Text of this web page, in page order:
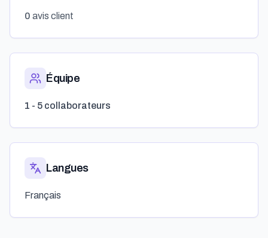
0 avis client
Équipe
1 - 5 collaborateurs
Langues
Français